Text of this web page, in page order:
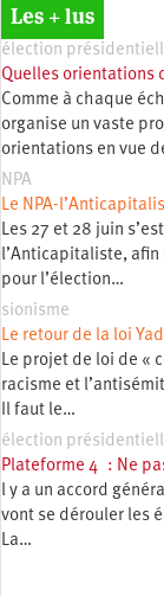
Les + lus
élection
Quelles orientations
Comme à chaque
organise un vaste
orientations en vue
NPA
Le NPA-
Les 27 et 28 juin
l’Anticapitaliste,
pour l’élection…
sionisme
Le retour de la loi
Le projet de loi de «
racisme et
Il faut le…
élection
Plateforme 4 : Ne
l y a un accord
vont se dérouler les
La…